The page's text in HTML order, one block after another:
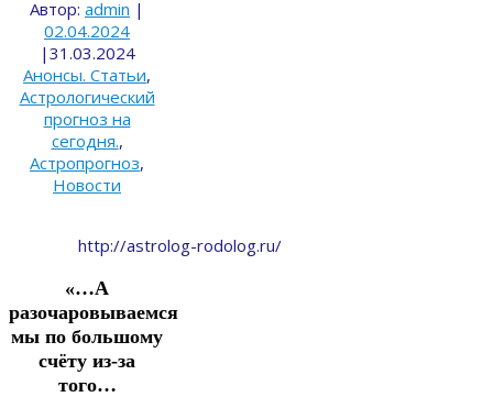
Автор: admin |
02.04.2024
| 31.03.2024
Анонсы. Статьи,
Астрологический
прогноз на
сегодня.,
Астропрогноз,
Новости
http://astrolog-rodolog.ru/
«…А
разочаровываемся
мы по большому
счёту из-за
того…